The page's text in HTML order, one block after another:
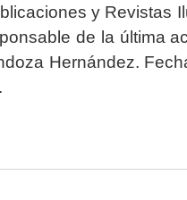
y Revistas
de la última
Hernández.